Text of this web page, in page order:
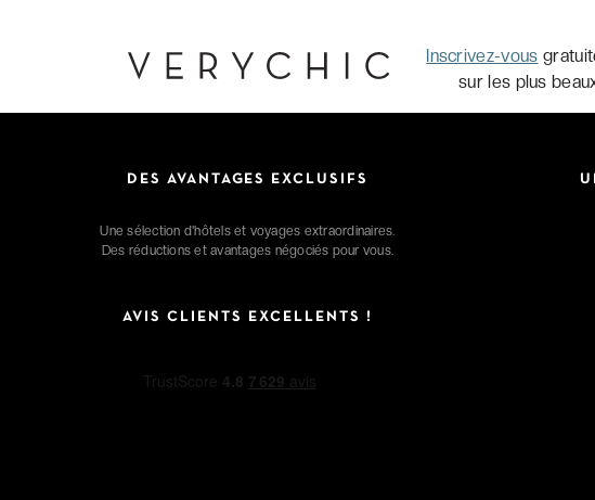
Inscrivez-vous
sur les plus
DES AVANTAGES EXCLUSIFS
Une sélection d'hôtels et voyages extraordinaires.
Des réductions et avantages négociés pour vous.
AVIS CLIENTS EXCELLENTS !